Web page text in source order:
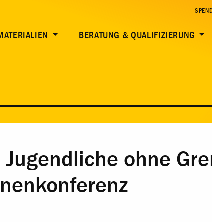
BERATUNG & QUALIFIZIERUNG
ohne